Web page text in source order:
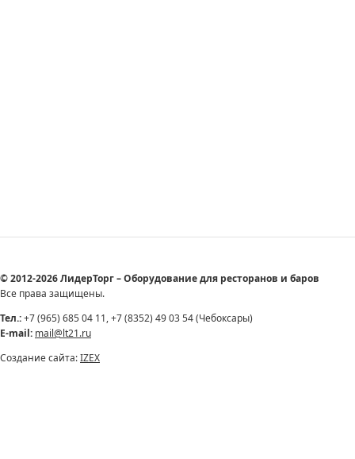
© 2012-2026 ЛидерТорг – Оборудование для ресторанов и баров
Все права защищены.
Тел.:+7 (965) 685 04 11, +7 (8352) 49 03 54 (Чебоксары)
E-mail: mail@lt21.ru
Создание сайта:IZEX